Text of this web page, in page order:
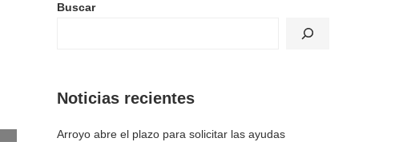
Buscar
Noticias recientes
Arroyo abre el plazo para solicitar las ayudas